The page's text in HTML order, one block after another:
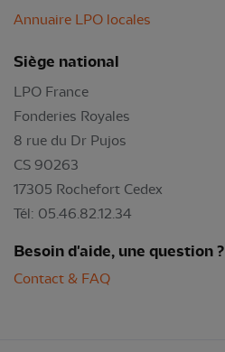
Annuaire LPO locales
Siège national
LPO France
Fonderies Royales
8 rue du Dr Pujos
CS 90263
17305 Rochefort Cedex
Tél: 05.46.82.12.34
Besoin d'aide, une question ?
Contact & FAQ